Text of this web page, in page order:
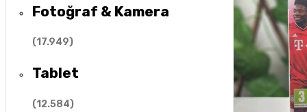
Fotoğraf & Kamera
(17.949)
Tablet
(12.584)